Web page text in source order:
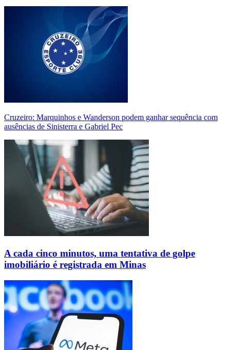
Cruzeiro: Marquinhos e Wanderson podem ganhar sequência com
ausências de Sinisterra e Gabriel Pec
A cada cinco minutos, uma tentativa de golpe
imobiliário é registrada em Minas